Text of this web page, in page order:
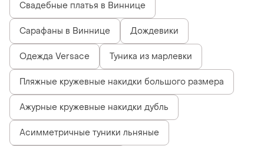
Свадебные платья в Виннице
Сарафаны в Виннице Дождевики
Одежда Versace Туника из марлевки
Пляжные кружевные накидки большого размера
Ажурные кружевные накидки дубль
Асимметричные туники льняные